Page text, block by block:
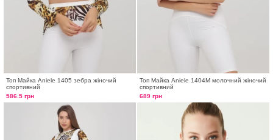
Топ Майка Aniele 1405 зебра жіночий
спортивний
586.5 грн
Топ Майка Aniele 1404М молочний жіночий
спортивний
689 грн